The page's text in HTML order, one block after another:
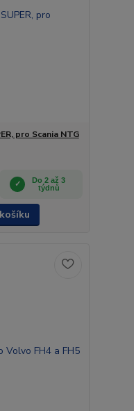
pro Scania NTG
Do 2 až 3
týdnů